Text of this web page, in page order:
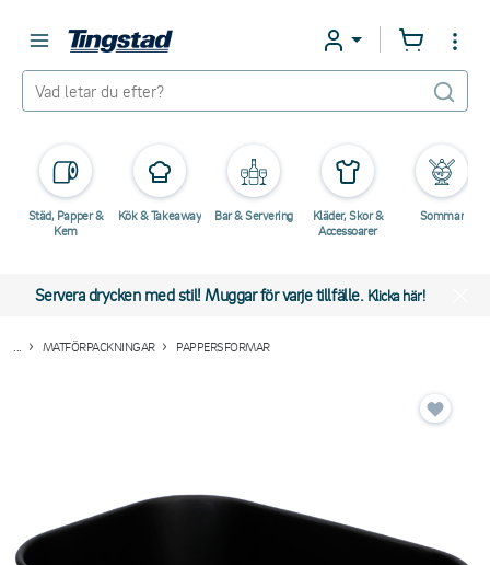
Städ, Papper &
Kem
Kök & Takeaway Bar & Servering
Kläder, Skor &
Accessoarer
Sommar
Servera drycken med stil! Muggar för varje tillfälle. Klicka här!
MATFÖRPACKNINGAR PAPPERSFORMAR